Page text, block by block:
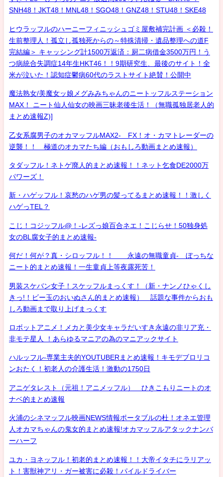
SNH48！JKT48！MNL48！SGO48！GNZ48！STU48！SKE48
ヒウラッフルのハーニーフィニッシュゴミ屋敷補完計画 ＜必殺！
生前整理人！孤立し孤独死からの～特殊清掃・遺品整理への道F
完結編＞ キャッシング計1500万返済：厨二病借金3500万円！う
つ病統合失調症14年生HKT46！！9期研究生、最後のサイト！全
米が泣いた！認知症鬱病60代のラストサイト絶賛！公開中
魔法熟女/美魔女ッ娘メグみみちゃんのニートッフルステーション
MAX！ ニート仙人仙女の映画三昧老後生活！（無職孤独居老人的
まとめ速報Z)]
乙女系腐男子のオカマッフルMAX2- FX！オ・カマトレーダーの
逆襲！！ 極道のオカマたち編（おもしろ動画まとめ速報）
タダッフル！ネトゲ廃人的まとめ速報！！ネット乞食DE2000万
パワーズ！
新・ハゲッフル！哀愁のハゲ男の髪ってるまとめ速報！！激しく
ハゲっTEL？
こじ！コジッフル@！-レズっ娘百合ネエ！こじらせ！50独身処
女のBL腐女子的まとめ速報-
何だ！何が？真・シロッフル！！ 永遠の無職童貞- ぼっちな
ニート的まとめ速報！一生童貞上等夜露死苦！
男装スケバン女子！スケッフルまっくす！（新・ナンノひゃくし
きっ!！ビー玉のおいぬさん的まとめ速報） 話題な事件からおも
しろ動画まで取り上げまっくす
ロボットアニメ！メカと美少女キャラだいすき永遠の非リア充・
非モテ星人 ！あらゆるマニアの為のマニアックサイト
ハルッフル-専業主夫的YOUTUBERまとめ速報！キモデブロリコ
ンおたく！初老人の介護生活！激動の1750日
アニゲタレスト（元祖！アニメッフル） ひきこもりニートのオ
ナベ的まとめ速報
火浦のシネマッフル映画NEWS情報ポータブルの杜！オネエ管理
人オカマちゃんの鬼女的まとめ速報!オカマッフルアタックナンバ
ーハーフ
ユカ・ヨネッフル！初老的まとめ速報！！大帝イタチにラリアッ
ト！害獣神アリ・ガー被害に必殺！パイルドライバー